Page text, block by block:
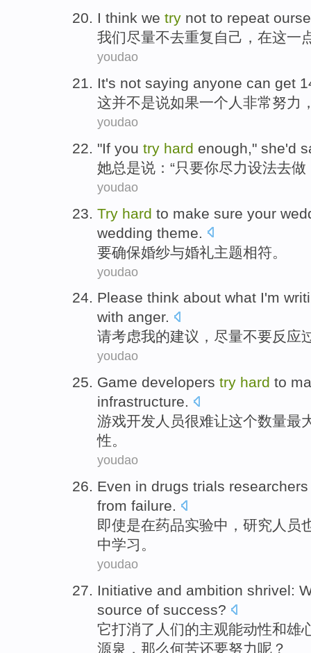
I think we try not to repeat
我们尽量不去重复 自己 ，在这一
youdao
It's not saying anyone can get
这并不是说如果一个 人 非常努力
youdao
"If you try hard enough," she'd
她总是说 ：“只要你尽力设法去做
youdao
Try hard to make sure your
wedding theme
要确保婚纱与婚礼主题相符。
youdao
Please think about what I'm
with anger.
请考虑我的建议 ， 尽量不要反应
youdao
Game developers try hard to
infrastructure.
游戏开发 人员很难让这个数量最
性。
youdao
Even in drugs trials researchers
from failure.
即使是在药品实验中 ， 研究人员
中学习 。
youdao
Initiative and ambition shrivel:
source of success?
它打消了人们的主观能动性和雄
源泉 ， 那么何苦还要努力呢？